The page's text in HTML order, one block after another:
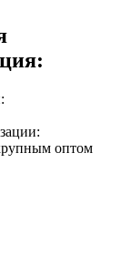
оптом